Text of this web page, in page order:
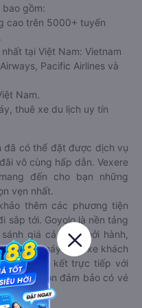
gồm:
cao trên 5000+ tuyến
tại Việt Nam: Vietnam
Pacific Airlines và
Nam.
thuê xe du lịch uy tín
đã có thể đặt được dịch vụ
vô cùng hấp dẫn. Vexere
đến cho bạn những
vẹn nhất.
thêm các phương tiện
sắp tới. Goyolo là nền tảng
giá cả, giờ khởi hành,
tiện máy bay, xe khách
được liên kết trực tiếp với
hoả, luôn đảm bảo có vé